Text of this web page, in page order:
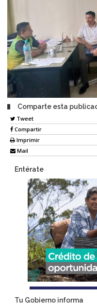
Comparte esta
Tweet
Compartir
Imprimir
Mail
Entérate
Tu Gobierno informa